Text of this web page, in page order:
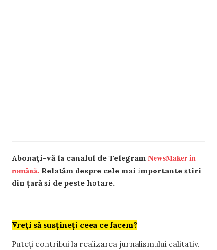
Abonați-vă la canalul de Telegram NewsMaker în
română. Relatăm despre cele mai importante știri
din țară și de peste hotare.
Vreți să susțineți ceea ce facem?
Puteți contribui la realizarea jurnalismului calitativ.